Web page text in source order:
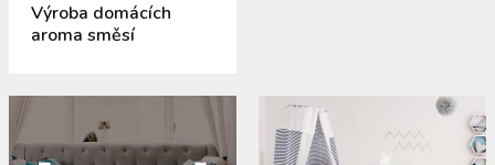
Výroba domácích
aroma směsí